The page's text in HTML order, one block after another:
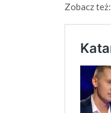
Zobacz też: